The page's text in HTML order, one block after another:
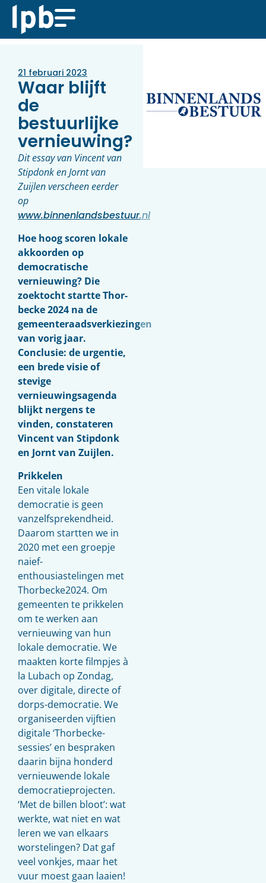
21 februari 2023
Waar blijft
de
bestuurlijke
vernieuwing?
Dit essay van Vincent van
Stipdonk en Jornt van
Zuijlen verscheen eerder
op
www.binnenlandsbestuur.nl
Hoe hoog scoren lokale
akkoorden op
democratische
vernieuwing? Die
zoektocht startte Thor­
becke 2024 na de
gemeenteraadsverkiezingen
van vorig jaar.
Conclusie: de urgentie,
een brede visie of
stevige
vernieuwingsagenda
blijkt nergens te
vinden, constateren
Vincent van Stipdonk
en Jornt van Zuijlen.
Prikkelen
Een vitale lokale
democratie is geen
vanzelfsprekendheid.
Daarom startten we in
2020 met een groepje
naief-
enthousiastelingen met
Thorbecke2024. Om
gemeenten te prikkelen
om te werken aan
vernieuwing van hun
lokale democratie. We
maakten korte filmpjes à
la Lubach op Zondag,
over digitale, directe of
dorps-democratie. We
organiseerden vijftien
digitale ‘Thorbecke-
sessies’ en bespraken
daarin bijna honderd
vernieuwende lokale
democratieprojecten.
‘Met de billen bloot’: wat
werkte, wat niet en wat
leren we van elkaars
worstelingen? Dat gaf
veel vonkjes, maar het
vuur moest gaan laaien!